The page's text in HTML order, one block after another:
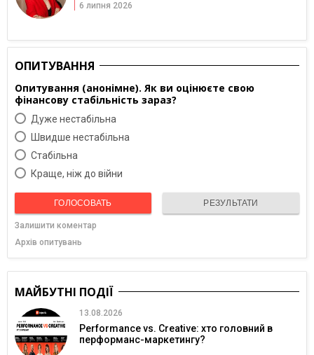
6 липня 2026
ОПИТУВАННЯ
Опитування (анонімне). Як ви оцінюєте свою
фінансову стабільність зараз?
Дуже нестабільна
Швидше нестабільна
Cтабільна
Краще, ніж до війни
ГОЛОСОВАТЬ РЕЗУЛЬТАТИ
Залишити коментар
Архів опитувань
МАЙБУТНІ ПОДІЇ
13.08.2026
Performance vs. Creative: хто головний в
перформанс-маркетингу?